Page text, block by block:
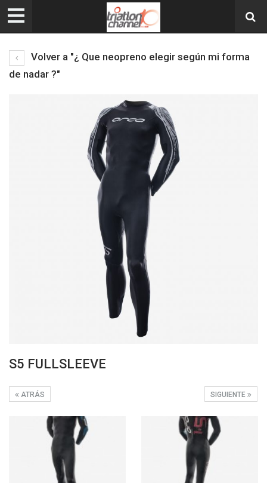
Volver a "¿ Que neopreno elegir según mi forma
de nadar ?"
S5 FULLSLEEVE
SIGUIENTE
ATRÁS